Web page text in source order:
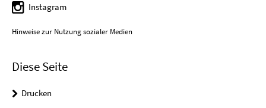
Instagram
Hinweise zur Nutzung sozialer Medien
Diese Seite
Drucken